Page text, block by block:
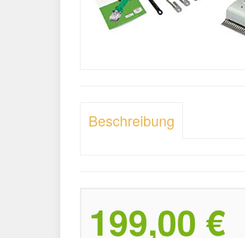
Beschreibung
199,00 €